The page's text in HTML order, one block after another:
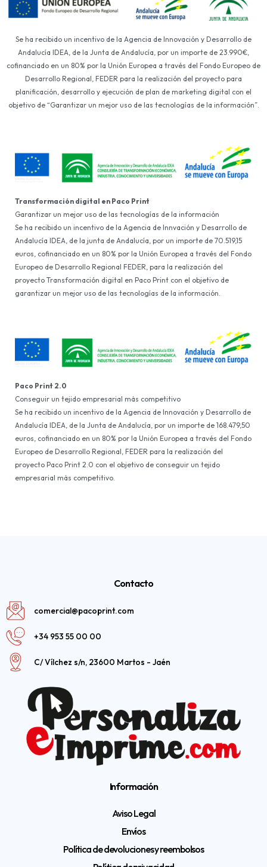
Se ha recibido un incentivo de la Agencia de Innovación y Desarrollo de
Andalucía IDEA, de la Junta de Andalucía, por un importe de 23.990€,
cofinanciado en un 80% por la Unión Europea a través del Fondo Europeo de
Desarrollo Regional, FEDER para la realización del proyecto para
planificación, desarrollo y ejecución de plan de marketing digital con el
objetivo de “Garantizar un mejor uso de las tecnologías de la información”.
Transformación digital en Paco Print
Garantizar un mejor uso de las tecnologías de la información
Se ha recibido un incentivo de la Agencia de Innvación y Desarrollo de
Andalucía IDEA, de la junta de Andalucía, por un importe de 70.519,15
euros, cofinanciado en un 80% por la Unión Europea a través del Fondo
Europeo de Desarrollo Regional FEDER, para la realización del
proyecto Transformación digital en Paco Print con el objetivo de
garantizar un mejor uso de las tecnologías de la información.
Paco Print 2.0
Conseguir un tejido empresarial más competitivo
Se ha recibido un incentivo de la Agencia de Innovación y Desarrollo de
Andalucía IDEA, de la Junta de Andalucía, por un importe de 168.479,50
euros, cofinanciado en un 80% por la Unión Europea a través del Fondo
Europeo de Desarrollo Regional, FEDER para la realización del
proyecto Paco Print 2.0 con el objetivo de conseguir un tejido
empresarial más competitivo.
Contacto
comercial@pacoprint.com
+34 953 55 00 00
C/ Vílchez s/n, 23600 Martos - Jaén
Información
Aviso Legal
Envíos
Política de devoluciones y reembolsos